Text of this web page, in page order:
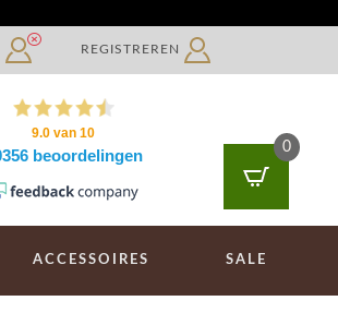
REGISTREREN
0
ACCESSOIRES SALE